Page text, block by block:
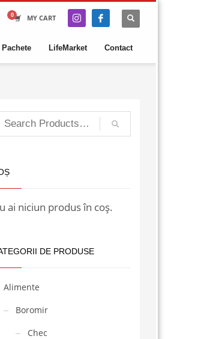
MY CART
Pachete LifeMarket Contact
ai niciun produs în coș.
DE PRODUSE
Alimente
Boromir
Chec